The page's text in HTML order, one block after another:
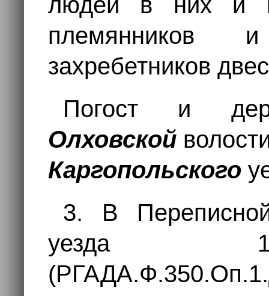
племянников
захребетников
Погост и
Олховской
Каргопольского
3. В Переписной
уезда